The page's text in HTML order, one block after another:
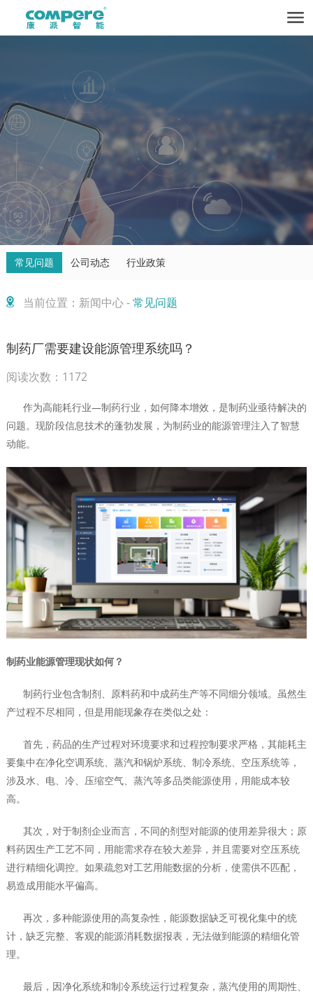
常见问题 公司动态 行业政策
当前位置：新闻中心 -常见问题
制药厂需要建设能源管理系统吗？
阅读次数：1172
作为高能耗行业—制药行业，如何降本增效，是制药业亟待解决的
问题。现阶段信息技术的蓬勃发展，为制药业的能源管理注入了智慧
动能。
制药业能源管理现状如何？
制药行业包含制剂、原料药和中成药生产等不同细分领域。虽然生
产过程不尽相同，但是用能现象存在类似之处：
首先，药品的生产过程对环境要求和过程控制要求严格，其能耗主
要集中在净化空调系统、蒸汽和锅炉系统、制冷系统、空压系统等，
涉及水、电、冷、压缩空气、蒸汽等多品类能源使用，用能成本较
高。
其次，对于制剂企业而言，不同的剂型对能源的使用差异很大；原
料药因生产工艺不同，用能需求存在较大差异，并且需要对空压系统
进行精细化调控。如果疏忽对工艺用能数据的分析，使需供不匹配，
易造成用能水平偏高。
再次，多种能源使用的高复杂性，能源数据缺乏可视化集中的统
计，缺乏完整、客观的能源消耗数据报表，无法做到能源的精细化管
理。
最后，因净化系统和制冷系统运行过程复杂，蒸汽使用的周期性、